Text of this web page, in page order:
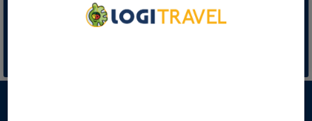
registrierte Kunden entgehen!
Melden Sie sich an, um die besten Angebote freizuschalten